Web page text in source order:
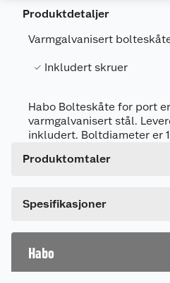
Produktdetaljer
Varmgalvanisert
Inkludert skruer
Habo Bolteskåte for port
varmgalvanisert stål.
inkludert. Boltdiameter er
Produktomtaler
Dette produktet har ikke
en omtale.
Spesifikasjoner
Leverandørens
Størrelse
Forpakningsmål
Bruttovekt
Habo